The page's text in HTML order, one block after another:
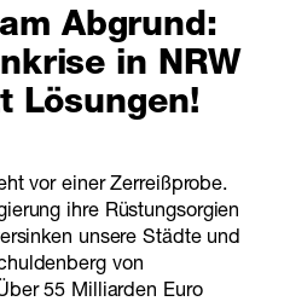
Abgrund:
in NRW
Lösungen!
vor einer Zerreißprobe.
ihre Rüstungsorgien
unsere Städte und
von
55 Milliarden Euro